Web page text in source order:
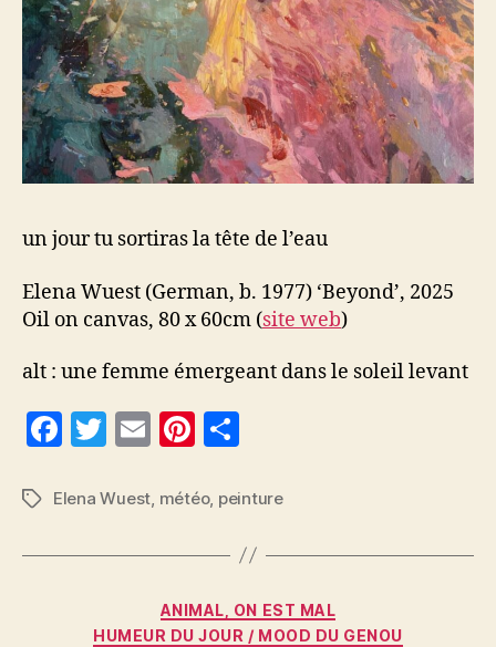
un jour tu sortiras la tête de l’eau
Elena Wuest (German, b. 1977) ‘Beyond’, 2025
Oil on canvas, 80 x 60cm (site web)
alt : une femme émergeant dans le soleil levant
F
c
b
T
itt
E
ai
Pi
er
t
rt
a
g
er
Étiquettes
Elena Wuest, météo, peinture
Catégories
ANIMAL, ON EST MAL
HUMEUR DU JOUR / MOOD DU GENOU